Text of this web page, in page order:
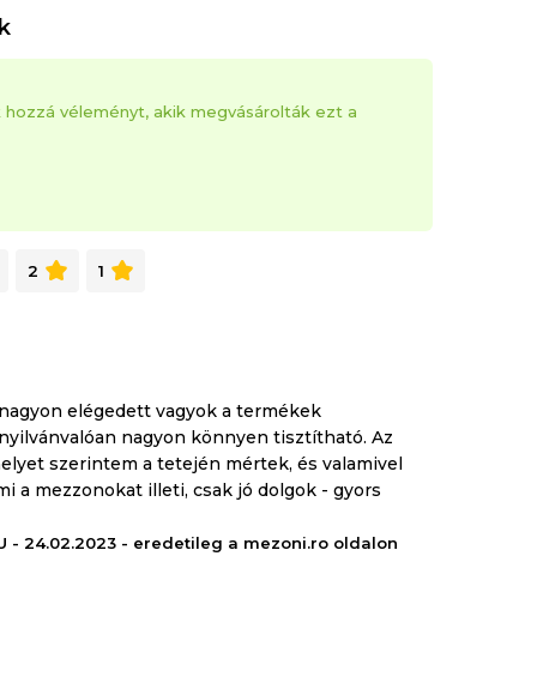
hozzá véleményt, akik megvásárolták ezt a
2 1
elégedett vagyok a termékek
nagyon könnyen tisztítható. Az
szerintem a tetején mértek, és valamivel
a mezzonokat illeti, csak jó dolgok - gyors
- 24.02.2023 - eredetileg a mezoni.ro oldalon